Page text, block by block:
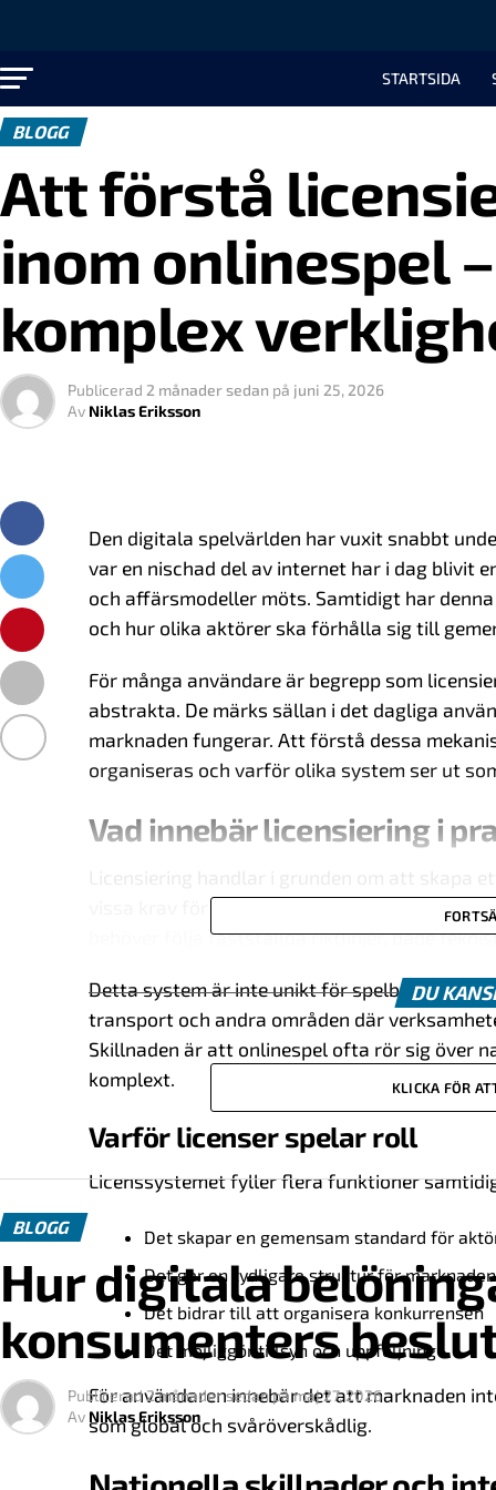
STARTSIDA
BLOGG
Att förstå
inom onlinespel
komplex
Publicerad 2 månader sedan på juni 25, 2026
Av Niklas Eriksson
Den digitala spelvärlden har vuxit snabbt
var en nischad del av internet har i dag blivit
och affärsmodeller möts. Samtidigt har
och hur olika aktörer ska förhålla sig till
För många användare är begrepp som
abstrakta. De märks sällan i det dagliga
marknaden fungerar. Att förstå dessa
organiseras och varför olika system ser ut
Vad innebär licensiering i
vissa krav för att få verka inom en specifik
behöver följa fastställda riktlinjer, både
Detta system är inte unikt för
transport och andra områden där
Skillnaden är att onlinespel ofta rör sig över
komplext.
Varför licenser spelar roll
Licenssystemet fyller flera funktioner
Det skapar en gemensam standard för
Det ger en tydligare struktur för marknaden
Det bidrar till att organisera konkurrensen
Det möjliggör tillsyn och uppföljning
För användaren innebär det att marknaden
som global och svåröverskådlig.
DU
KLICKA FÖR
BLOGG
Hur digitala
konsumenters
Publicerad2 månader sedan på maj 27, 2026
Av Niklas Eriksson